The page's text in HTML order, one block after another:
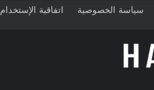
سياسة الخصوصية اتفاقية الإستخدام